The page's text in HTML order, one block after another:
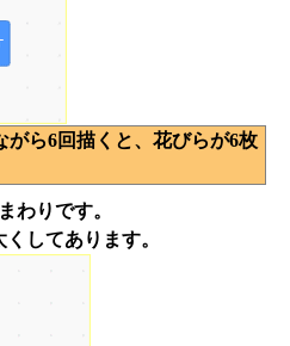
がら6回描くと、花びらが6枚
わりです。
してあります。